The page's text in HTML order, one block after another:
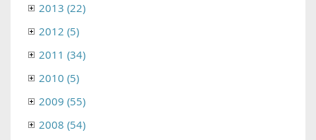
2013 (22)
2012 (5)
2011 (34)
2010 (5)
2009 (55)
2008 (54)